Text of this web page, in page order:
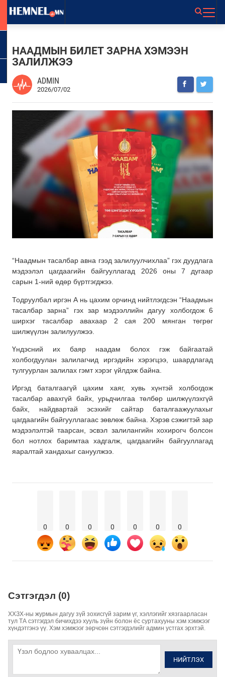
НААДМЫН БИЛЕТ ЗАРНА ХЭМЭЭН
ЗАЛИЛЖЭЭ
ADMIN
2026/07/02
“Наадмын тасалбар авна гээд залилуулчихлаа” гэх дуудлага
мэдээлэл цагдаагийн байгууллагад 2026 оны 7 дугаар
сарын 1-ний өдөр бүртгэгджээ.
Тодруулбал иргэн А нь цахим орчинд нийтлэгдсэн “Наадмын
тасалбар зарна” гэх зар мэдээллийн дагуу холбогдож 6
ширхэг тасалбар авахаар 2 сая 200 мянган төгрөг
шилжүүлэн залилуулжээ.
Үндэсний их баяр наадам болох гэж байгаатай
холбогдуулан залилагчид иргэдийн хэрэгцээ, шаардлагад
тулгуурлан залилах гэмт хэрэг үйлдэж байна.
Иргэд баталгаагүй цахим хаяг, хувь хүнтэй холбогдож
тасалбар авахгүй байх, урьдчилгаа төлбөр шилжүүлэхгүй
байх, найдвартай эсэхийг сайтар баталгаажуулахыг
цагдаагийн байгууллагаас зөвлөж байна. Хэрэв сэжигтэй зар
мэдээлэлтэй таарсан, эсвэл залилангийн хохирогч болсон
бол нотлох баримтаа хадгалж, цагдаагийн байгууллагад
яаралтай хандахыг сануулжээ.
0 0 0 0 0 0 0
Сэтгэгдэл (0)
ХХЗХ-ны журмын дагуу зүй зохисгүй зарим үг, хэллэгийг хязгаарласан
тул ТА сэтгэгдэл бичихдээ хууль зүйн болон ёс суртахууны хэм хэмжээг
хүндэтгэнэ үү. Хэм хэмжээг зөрчсөн сэтгэгдэлийг админ устгах эрхтэй.
НИЙТЛЭХ